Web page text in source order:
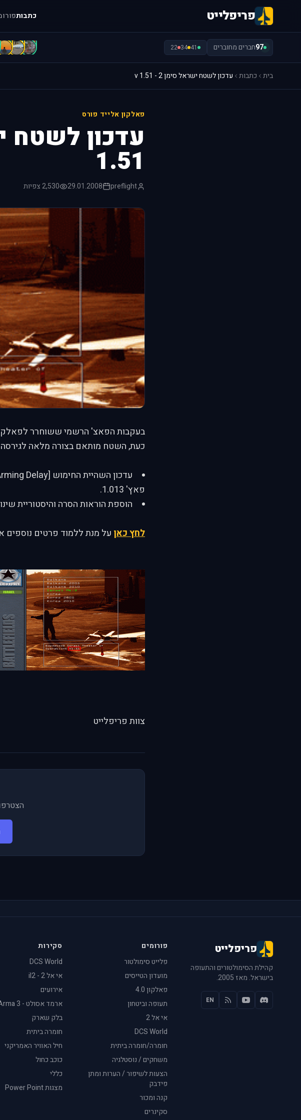
פריפלייט כתבות
97חברים מחוברים 41
34
22
1
[
A
בית כתבות עדכון לשטח ישראל סימן 2 - v 1.51
פאלקון אלייד פורס
1.51
preflight
29.01.2008 2,530 צפיות
בעקבות הפאצ' הרשמי ששוחרר
כעת, השטח מותאם בצורה מלאה לגירסה 1.013 ששוחררה אתמול. בין השינויים:
פאץ' 1.013.
הוספת הוראות הסרה והיסטוריית
לחץ כאן על מנת ללמוד פרטים נוספים
צוות פריפלייט
פריפלייט
קהילת הסימולטורים והתעופה
בישראל. מאז 2005.
EN
פורומים
פלייט סימולטור
מועדון הטייסים
פאלקון 4.0
תעופה וביטחון
אי אל 2
DCS World
חומרה/חומרה ביתית
משחקים / נוסטלגיה
הצעות לשיפור / הערות ומתן
פידבק
קנה ומכור
סקינרים
סקירות
DCS World
אי אל 2 - il2
אירועים
ארמד אסולט - Arma 3
בלק שארק
חומרה ביתית
חיל האוויר האמריקני
כוכב כחול
כללי
מצגות Power Point